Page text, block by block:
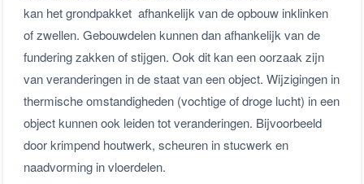
kan het grondpakket afhankelijk van de opbouw inklinken
of zwellen. Gebouwdelen kunnen dan afhankelijk van de
fundering zakken of stijgen. Ook dit kan een oorzaak zijn
van veranderingen in de staat van een object. Wijzigingen in
thermische omstandigheden (vochtige of droge lucht) in een
object kunnen ook leiden tot veranderingen. Bijvoorbeeld
door krimpend houtwerk, scheuren in stucwerk en
naadvorming in vloerdelen.